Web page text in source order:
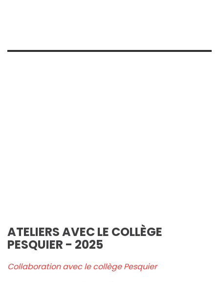
ATELIERS AVEC LE COLLÈGE
PESQUIER - 2025
Collaboration avec le collège Pesquier